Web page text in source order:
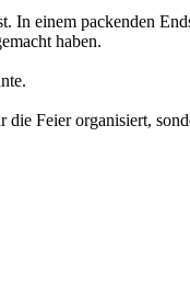
In einem packenden
haben.
Feier organisiert,